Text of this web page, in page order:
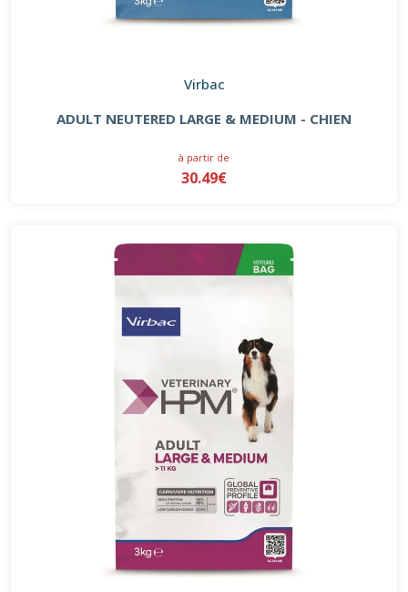
Virbac
ADULT NEUTERED LARGE & MEDIUM - CHIEN
à partir de
30.49€